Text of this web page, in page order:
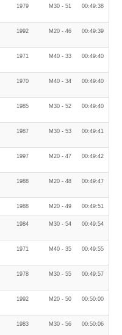
1979 M30 - 51 00:49:38
1992 M20 - 46 00:49:39
1971 M40 - 33 00:49:40
1970 M40 - 34 00:49:40
1985 M30 - 52 00:49:40
1987 M30 - 53 00:49:41
1997 M20 - 47 00:49:42
1988 M20 - 48 00:49:47
1988 M20 - 49 00:49:51
1984 M30 - 54 00:49:54
1971 M40 - 35 00:49:55
1978 M30 - 55 00:49:57
1992 M20 - 50 00:50:00
1983 M30 - 56 00:50:06